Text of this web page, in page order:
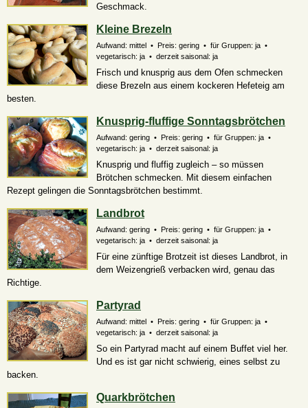
Geschmack.
Kleine Brezeln
Aufwand: mittel • Preis: gering • für Gruppen: ja •
vegetarisch: ja • derzeit saisonal: ja
Frisch und knusprig aus dem Ofen schmecken
diese Brezeln aus einem kockeren Hefeteig am
besten.
Knusprig-fluffige Sonntagsbrötchen
Aufwand: gering • Preis: gering • für Gruppen: ja •
vegetarisch: ja • derzeit saisonal: ja
Knusprig und fluffig zugleich – so müssen
Brötchen schmecken. Mit diesem einfachen
Rezept gelingen die Sonntagsbrötchen bestimmt.
Landbrot
Aufwand: gering • Preis: gering • für Gruppen: ja •
vegetarisch: ja • derzeit saisonal: ja
Für eine zünftige Brotzeit ist dieses Landbrot, in
dem Weizengrieß verbacken wird, genau das
Richtige.
Partyrad
Aufwand: mittel • Preis: gering • für Gruppen: ja •
vegetarisch: ja • derzeit saisonal: ja
So ein Partyrad macht auf einem Buffet viel her.
Und es ist gar nicht schwierig, eines selbst zu
backen.
Quarkbrötchen